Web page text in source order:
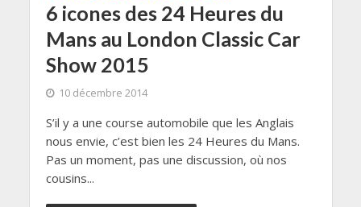
6 icones des 24 Heures du
Mans au London Classic Car
Show 2015
10 décembre 2014
S’il y a une course automobile que les Anglais
nous envie, c’est bien les 24 Heures du Mans.
Pas un moment, pas une discussion, où nos
cousins...